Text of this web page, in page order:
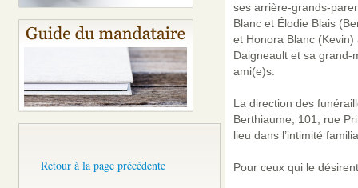
Retour à la page précédente
ses arrière-grands-
Blanc et Élodie Blais
et Honora Blanc
Daigneault et sa grand-
ami(e)s.
La direction des
Berthiaume, 101, rue
lieu dans l’intimité
Pour ceux qui le